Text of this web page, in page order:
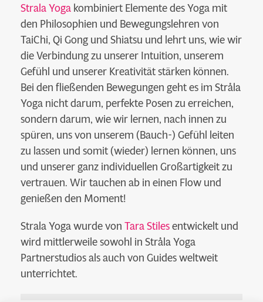
Strala Yogakombiniert Elemente des Yoga mit
den Philosophien und Bewegungslehren von
TaiChi, Qi Gong und Shiatsu und lehrt uns, wie wir
die Verbindung zu unserer Intuition, unserem
Gefühl und unserer Kreativität stärken können.
Bei den fließenden Bewegungen geht es im Stråla
Yoga nicht darum, perfekte Posen zu erreichen,
sondern darum, wie wir lernen, nach innen zu
spüren, uns von unserem (Bauch-) Gefühl leiten
zu lassen und somit (wieder) lernen können, uns
und unserer ganz individuellen Großartigkeit zu
vertrauen. Wir tauchen ab in einen Flow und
genießen den Moment!
Strala Yoga wurde vonTara Stilesentwickelt und
wird mittlerweile sowohl in Stråla Yoga
Partnerstudios als auch von Guides weltweit
unterrichtet.